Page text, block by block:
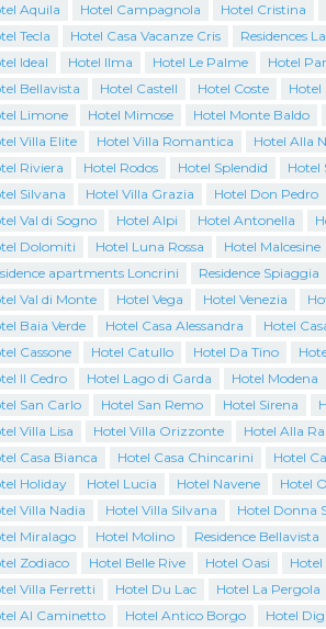
Aquila
Hotel Campagnola Hotel Cristina
Tecla
Hotel Casa Vacanze Cris Residences
Ideal
Hotel Ilma Hotel Le Palme Hotel
Bellavista
Hotel Castell Hotel Coste Hotel
Limone
Hotel Mimose Hotel Monte Baldo
Villa Elite
Hotel Villa Romantica Hotel Alla
Riviera
Hotel Rodos Hotel Splendid Hotel
Silvana
Hotel Villa Grazia Hotel Don Pedro
Val di Sogno
Hotel Alpi Hotel Antonella
Dolomiti
Hotel Luna Rossa Hotel Malcesine
apartments Loncrini
Residence Spiaggia
Val di Monte
Hotel Vega Hotel Venezia
Baia Verde
Hotel Casa Alessandra Hotel
Cassone
Hotel Catullo Hotel Da Tino
Il Cedro
Hotel Lago di Garda Hotel Modena
San Carlo
Hotel San Remo Hotel Sirena
Villa Lisa
Hotel Villa Orizzonte Hotel Alla
Casa Bianca
Hotel Casa Chincarini Hotel
Holiday
Hotel Lucia Hotel Navene Hotel
Villa Nadia
Hotel Villa Silvana Hotel Donna
Miralago
Hotel Molino Residence Bellavista
Zodiaco
Hotel Belle Rive Hotel Oasi Hotel
Villa Ferretti
Hotel Du Lac Hotel La Pergola
Al Caminetto
Hotel Antico Borgo Hotel